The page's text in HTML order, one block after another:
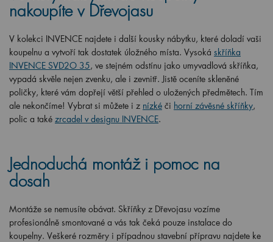
nakoupíte v Dřevojasu
V kolekci INVENCE najdete i další kousky nábytku, které doladí vaši
koupelnu a vytvoří tak dostatek úložného místa. Vysoká skříňka
INVENCE SVD2O 35, ve stejném odstínu jako umyvadlová skříňka,
vypadá skvěle nejen zvenku, ale i zevnitř. Jistě oceníte skleněné
poličky, které vám dopřejí větší přehled o uložených předmětech. Tím
ale nekončíme! Vybrat si můžete i z nízké či horní závěsné skříňky,
polic a také zrcadel v designu INVENCE.
Jednoduchá montáž i pomoc na
dosah
Montáže se nemusíte obávat. Skříňky z Dřevojasu vozíme
profesionálně smontované a vás tak čeká pouze instalace do
koupelny. Veškeré rozměry i případnou stavební přípravu najdete ke